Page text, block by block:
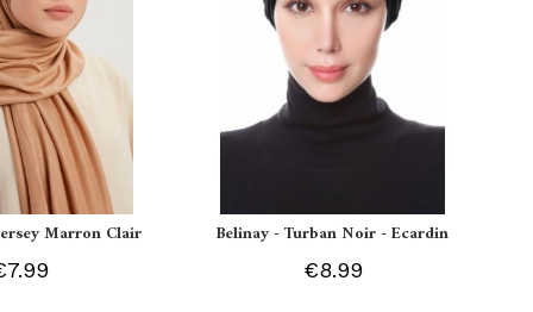
Marron Clair Belinay - Turban Noir - Ecardin
€8.99